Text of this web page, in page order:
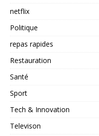
netflix
Politique
repas rapides
Restauration
Santé
Sport
Tech & Innovation
Televison